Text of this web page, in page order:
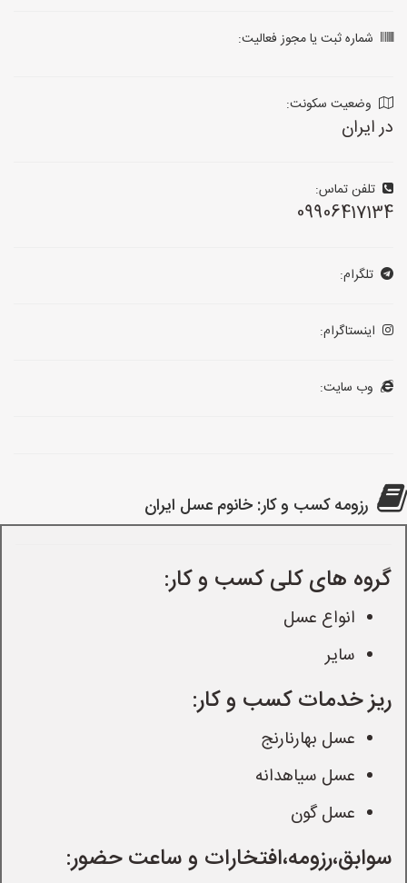
شماره ثبت یا مجوز فعالیت:
وضعیت سکونت:
در ایران
تلفن تماس:
09906417134
تلگرام:
اینستاگرام:
وب سایت:
رزومه کسب و کار: خانوم عسل ایران
گروه های کلی کسب و کار:
انواع عسل
سایر
ریز خدمات کسب و کار:
عسل بهارنارنج
عسل سیاهدانه
عسل گون
سوابق،رزومه،افتخارات و ساعت حضور: